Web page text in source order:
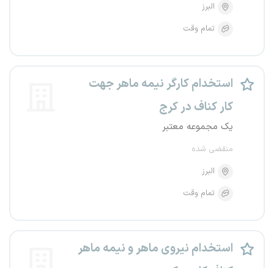
البرز
تمام وقت
استخدام کارگر نیمه ماهر جهت
کار کناف در کرج
یک مجموعه معتبر
منقضی شده
البرز
تمام وقت
استخدام نیروی ماهر و نیمه ماهر